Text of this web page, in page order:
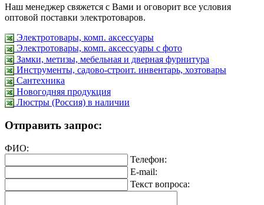
Наш менеджер свяжется с Вами и оговорит все условия
оптовой поставки электротоваров.
Электротовары, комп. аксессуары
Электротовары, комп. аксессуары с фото
Замки, метизы, мебельная и дверная фурнитура
Инструменты, садово-строит. инвентарь, хозтовары
Сантехника
Новогодняя продукция
Люстры (Россия) в наличии
Отправить запрос:
ФИО:
Телефон:
E-mail:
Текст вопроса: